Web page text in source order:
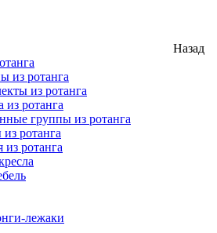
Назад
из ротанга
из ротанга
из ротанга
группы из ротанга
ротанга
из ротанга
лежаки